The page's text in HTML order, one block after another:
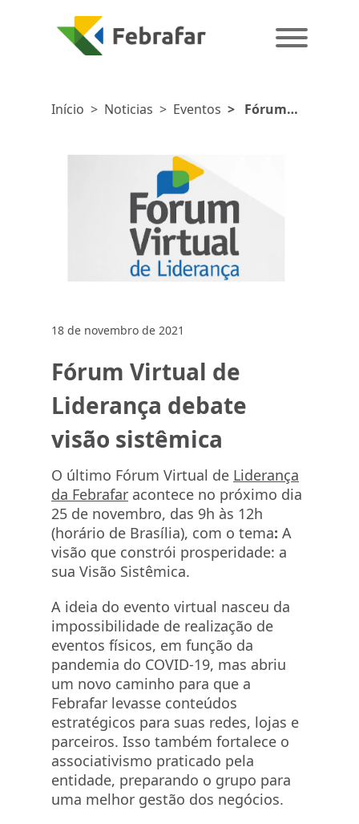
Início > Noticias > Eventos > Fórum
18 de novembro de 2021
Fórum Virtual de
Liderança debate
visão sistêmica
O último Fórum Virtual de Liderança
da Febrafar acontece no próximo dia
25 de novembro, das 9h às 12h
(horário de Brasília), com o tema: A
visão que constrói prosperidade: a
sua Visão Sistêmica.
A ideia do evento virtual nasceu da
impossibilidade de realização de
eventos físicos, em função da
pandemia do COVID-19, mas abriu
um novo caminho para que a
Febrafar levasse conteúdos
estratégicos para suas redes, lojas e
parceiros. Isso também fortalece o
associativismo praticado pela
entidade, preparando o grupo para
uma melhor gestão dos negócios.